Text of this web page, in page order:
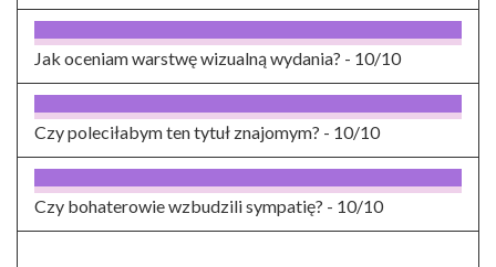
Jak oceniam warstwę wizualną wydania? - 10/10
Czy poleciłabym ten tytuł znajomym? - 10/10
Czy bohaterowie wzbudzili sympatię? - 10/10